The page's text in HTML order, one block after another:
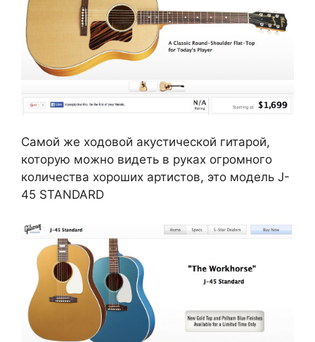
Самой же ходовой акустической гитарой,
которую можно видеть в руках огромного
количества хороших артистов, это модель J-
45 STANDARD